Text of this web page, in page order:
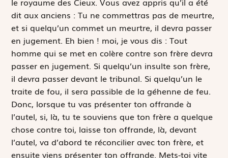
dit aux anciens :Tu ne commettras pas de meurtre,
et si quelqu’un commet un meurtre, il devra passer
en jugement. Eh bien ! moi, je vous dis : Tout
homme qui se met en colère contre son frère devra
passer en jugement. Si quelqu’un insulte son frère,
il devra passer devant le tribunal. Si quelqu’un le
traite de fou, il sera passible de la géhenne de feu.
Donc, lorsque tu vas présenter ton offrande à
l’autel, si, là, tu te souviens que ton frère a quelque
chose contre toi, laisse ton offrande, là, devant
l’autel, va d’abord te réconcilier avec ton frère, et
ensuite viens présenter ton offrande. Mets-toi vite